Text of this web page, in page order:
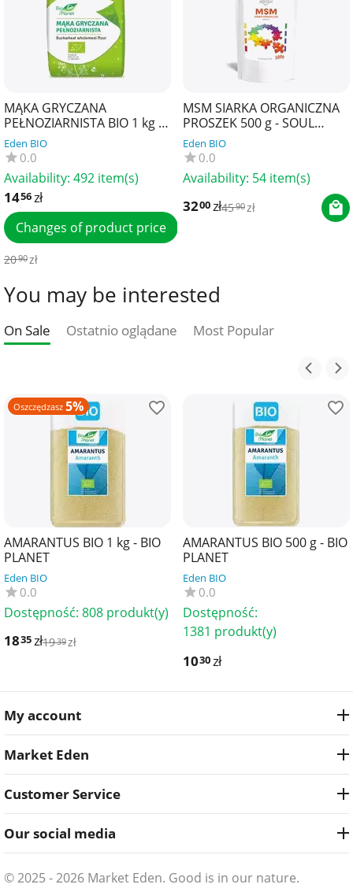
MĄKA GRYCZANA
PEŁNOZIARNISTA BIO 1 kg -
BIO PLANET
Eden BIO
0.0
Availability: 492 item(s)
1456zł
Changes of product price
2090zł
MSM SIARKA ORGANICZNA
PROSZEK 500 g - SOUL
FARM
Eden BIO
0.0
Availability: 54 item(s)
3200zł4590zł
You may be interested
On Sale Ostatnio oglądane Most Popular
Oszczędzasz 5%
AMARANTUS BIO 1 kg - BIO
PLANET
Eden BIO
0.0
Dostępność: 808 produkt(y)
1835zł1939zł
AMARANTUS BIO 500 g - BIO
PLANET
Eden BIO
0.0
Dostępność:
1381 produkt(y)
1030zł
My account
Market Eden
Customer Service
Our social media
© 2025 - 2026 Market Eden. Good is in our nature.